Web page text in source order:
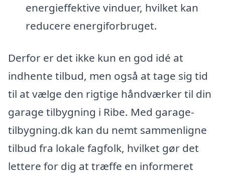
energieffektive vinduer, hvilket kan
reducere energiforbruget.
Derfor er det ikke kun en god idé at
indhente tilbud, men også at tage sig tid
til at vælge den rigtige håndværker til din
garage tilbygning i Ribe. Med garage-
tilbygning.dk kan du nemt sammenligne
tilbud fra lokale fagfolk, hvilket gør det
lettere for dig at træffe en informeret